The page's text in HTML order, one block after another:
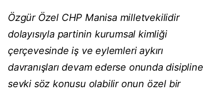
Özgür Özel CHP Manisa milletvekilidir
dolayısıyla partinin kurumsal kimliği
çerçevesinde iş ve eylemleri aykırı
davranışları devam ederse onunda disipline
sevki söz konusu olabilir onun özel bir